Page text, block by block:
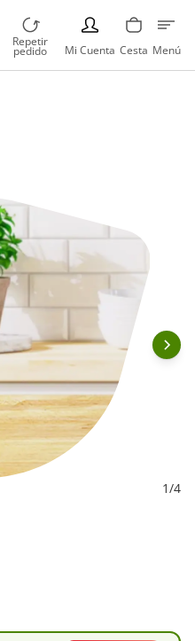
Repetir
pedido
PERSON
Mi Cuenta Cesta Menú
1/4